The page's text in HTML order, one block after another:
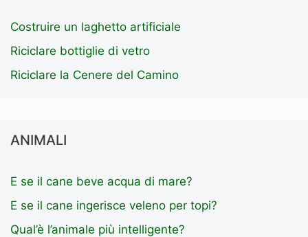
Costruire un laghetto artificiale
Riciclare bottiglie di vetro
Riciclare la Cenere del Camino
ANIMALI
E se il cane beve acqua di mare?
E se il cane ingerisce veleno per topi?
Qual’è l’animale più intelligente?